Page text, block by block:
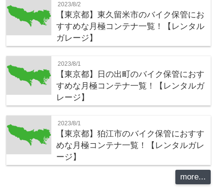
2023/8/2
【東京都】東久留米市のバイク保管にお
すすめな月極コンテナ一覧！【レンタル
ガレージ】
2023/8/1
【東京都】日の出町のバイク保管におす
すめな月極コンテナ一覧！【レンタルガ
レージ】
2023/8/1
【東京都】狛江市のバイク保管におすす
めな月極コンテナ一覧！【レンタルガレ
ージ】
more...